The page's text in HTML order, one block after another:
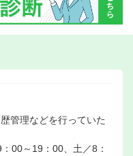
管理などを行っていた
00～19：00、土／8：